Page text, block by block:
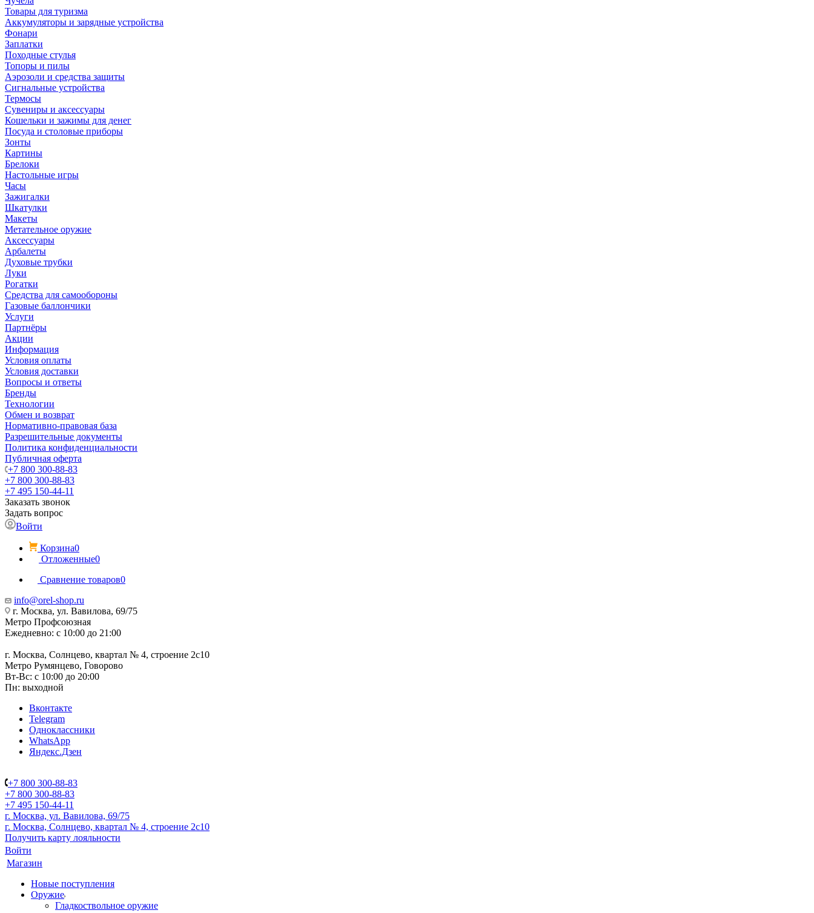
Товары для туризма
Аккумуляторы и зарядные устройства
Фонари
Заплатки
Походные стулья
Топоры и пилы
Аэрозоли и средства защиты
Сигнальные устройства
Термосы
Сувениры и аксессуары
Кошельки и зажимы для денег
Посуда и столовые приборы
Зонты
Картины
Брелоки
Настольные игры
Часы
Зажигалки
Шкатулки
Макеты
Метательное оружие
Аксессуары
Арбалеты
Духовые трубки
Луки
Рогатки
Средства для самообороны
Газовые баллончики
Услуги
Партнёры
Акции
Информация
Условия оплаты
Условия доставки
Вопросы и ответы
Бренды
Технологии
Обмен и возврат
Нормативно-правовая база
Разрешительные документы
Политика конфиденциальности
Публичная оферта
+7 800 300-88-83
+7 800 300-88-83
+7 495 150-44-11
Заказать звонок
Задать вопрос
Войти
Корзина0
Отложенные0
Сравнение товаров0
info@orel-shop.ru
г. Москва, ул. Вавилова, 69/75
Метро Профсоюзная
Ежедневно: с 10:00 до 21:00
г. Москва, Солнцево, квартал № 4, строение 2с10
Метро Румянцево, Говорово
Вт-Вс: с 10:00 до 20:00
Пн: выходной
Вконтакте
Telegram
Одноклассники
WhatsApp
Яндекс.Дзен
+7 800 300-88-83
+7 800 300-88-83
+7 495 150-44-11
г. Москва, ул. Вавилова, 69/75
г. Москва, Солнцево, квартал № 4, строение 2с10
Получить карту лояльности
Войти
Магазин
Новые поступления
Оружие
Гладкоствольное оружие